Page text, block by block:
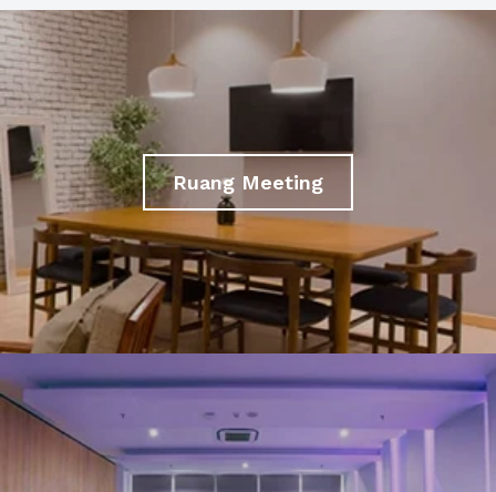
Ruang Meeting